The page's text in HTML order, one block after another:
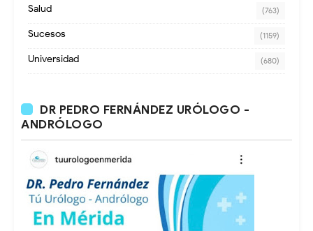
Salud (763)
Sucesos (1159)
Universidad (680)
DR PEDRO FERNÁNDEZ URÓLOGO -
ANDRÓLOGO